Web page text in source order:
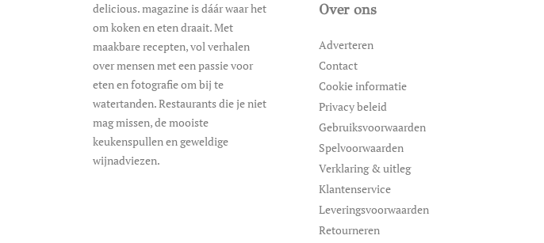
delicious. magazine is dáár waar het
om koken en eten draait. Met
maakbare recepten, vol verhalen
over mensen met een passie voor
eten en fotografie om bij te
watertanden. Restaurants die je niet
mag missen, de mooiste
keukenspullen en geweldige
wijnadviezen.
Over ons
Adverteren
Contact
Cookie informatie
Privacy beleid
Gebruiksvoorwaarden
Spelvoorwaarden
Verklaring & uitleg
Klantenservice
Leveringsvoorwaarden
Retourneren